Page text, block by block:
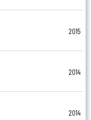
2015
2014
2014